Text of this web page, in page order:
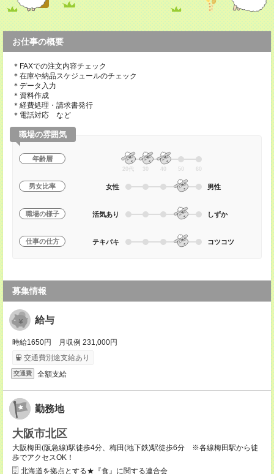
お仕事の概要
＊FAXでの注文内容チェック
＊在庫や納品スケジュールのチェック
＊データ入力
＊資料作成
＊経費処理・請求書発行
＊電話対応 など
職場の雰囲気
年齢層
20代 30 40 50 60
男女比率 女性 男性
職場の様子 活気あり しずか
仕事の仕方 テキパキ コツコツ
募集情報
給与
時給1650円 月収例 231,000円
交通費別途支給あり
交通費 全額支給
勤務地
大阪市北区
大阪梅田(阪急線)駅徒歩4分、梅田(地下鉄)駅徒歩6分 ※各線梅田駅から徒
歩でアクセスOK！
北海道を拠点とする★『食』に関する連合会